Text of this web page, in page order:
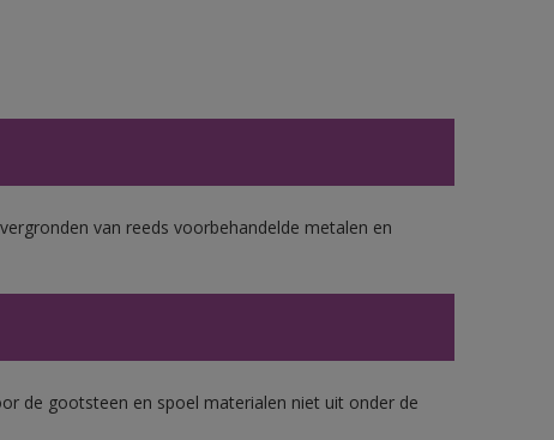
van reeds voorbehandelde metalen en
de gootsteen en spoel materialen niet uit onder de